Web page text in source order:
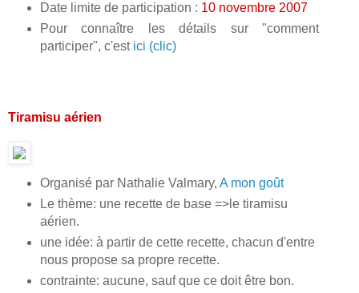
Date limite de participation : 10 novembre 2007
Pour connaître les détails sur "comment
participer", c'est ici (clic)
Tiramisu aérien
Organisé par Nathalie Valmary, A mon goût
Le thème: une recette de base =>le tiramisu
aérien.
une idée: à partir de cette recette, chacun d'entre
nous propose sa propre recette.
contrainte: aucune, sauf que ce doit être bon.